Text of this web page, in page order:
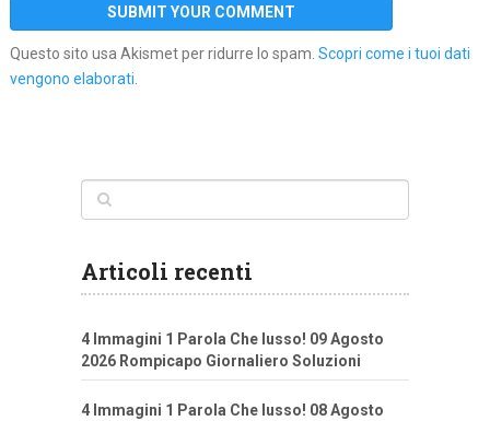
Questo sito usa Akismet per ridurre lo spam. Scopri come i tuoi dati
vengono elaborati.
Articoli recenti
4 Immagini 1 Parola Che lusso! 09 Agosto
2026 Rompicapo Giornaliero Soluzioni
4 Immagini 1 Parola Che lusso! 08 Agosto